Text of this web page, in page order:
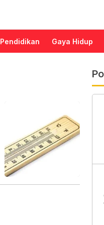
Pendidikan Gaya Hidup